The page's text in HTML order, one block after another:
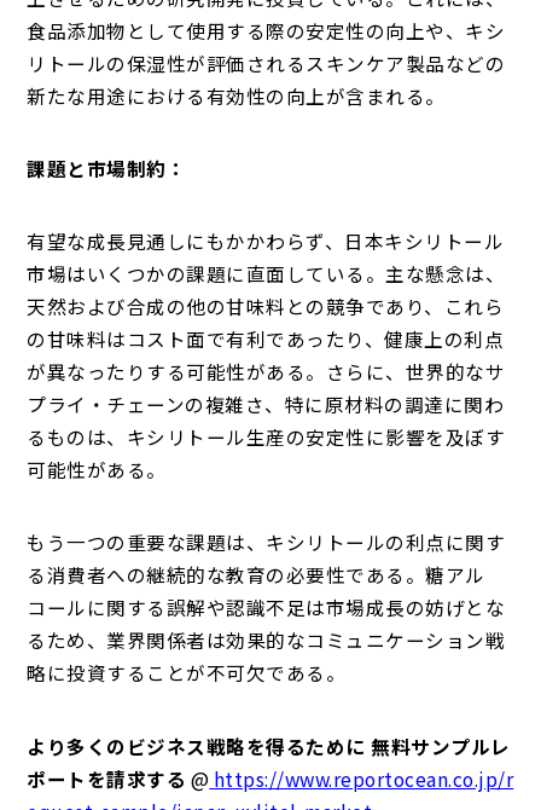
食品添加物として使用する際の安定性の向上や、キシ
リトールの保湿性が評価されるスキンケア製品などの
新たな用途における有効性の向上が含まれる。
課題と市場制約：
有望な成長見通しにもかかわらず、日本キシリトール
市場はいくつかの課題に直面している。主な懸念は、
天然および合成の他の甘味料との競争であり、これら
の甘味料はコスト面で有利であったり、健康上の利点
が異なったりする可能性がある。さらに、世界的なサ
プライ・チェーンの複雑さ、特に原材料の調達に関わ
るものは、キシリトール生産の安定性に影響を及ぼす
可能性がある。
もう一つの重要な課題は、キシリトールの利点に関す
る消費者への継続的な教育の必要性である。糖アル
コールに関する誤解や認識不足は市場成長の妨げとな
るため、業界関係者は効果的なコミュニケーション戦
略に投資することが不可欠である。
より多くのビジネス戦略を得るために 無料サンプルレ
ポートを請求する @ https://www.reportocean.co.jp/r